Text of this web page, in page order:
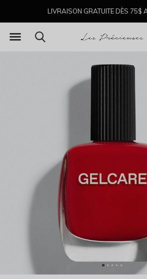
LIVRAISON GRATUITE DÈS 75$